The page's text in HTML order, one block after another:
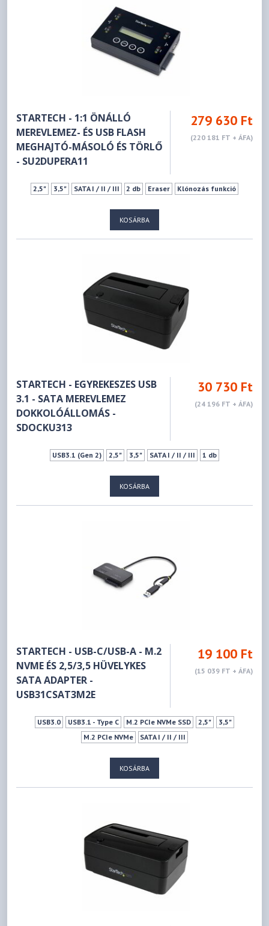
STARTECH - 1:1 ÖNÁLLÓ
MEREVLEMEZ- ÉS USB FLASH
MEGHAJTÓ-MÁSOLÓ ÉS TÖRLŐ
- SU2DUPERA11
279 630 Ft
(220 181 FT + ÁFA)
2,5" 3,5" SATA I / II / III 2 db Eraser Klónozás funkció
KOSÁRBA
STARTECH - EGYREKESZES USB
3.1 - SATA MEREVLEMEZ
DOKKOLÓÁLLOMÁS -
SDOCKU313
30 730 Ft
(24 196 FT + ÁFA)
USB3.1 (Gen 2) 2,5" 3,5" SATA I / II / III 1 db
KOSÁRBA
STARTECH - USB-C/USB-A - M.2
NVME ÉS 2,5/3,5 HÜVELYKES
SATA ADAPTER -
USB31CSAT3M2E
19 100 Ft
(15 039 FT + ÁFA)
USB3.0 USB3.1 - Type C M.2 PCIe NVMe SSD 2,5"
3,5"
M.2 PCIe NVMe
SATA I / II / III
KOSÁRBA